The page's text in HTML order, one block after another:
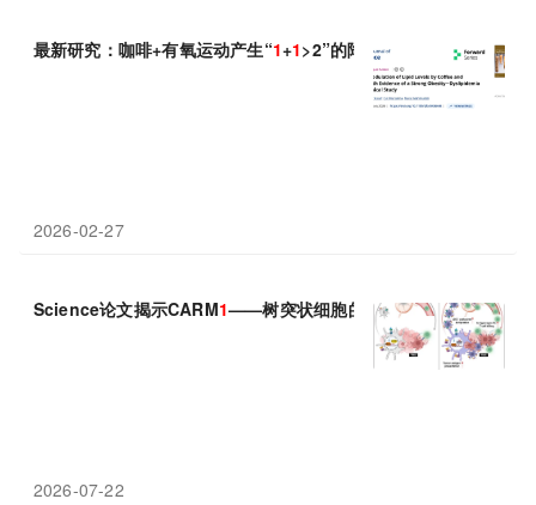
最新研究：咖啡+有氧运动产生“1+1>2”的降脂奇迹
2026-02-27
Science论文揭示CARM1——树突状细胞的“免疫刹车”：抑制它
2026-07-22